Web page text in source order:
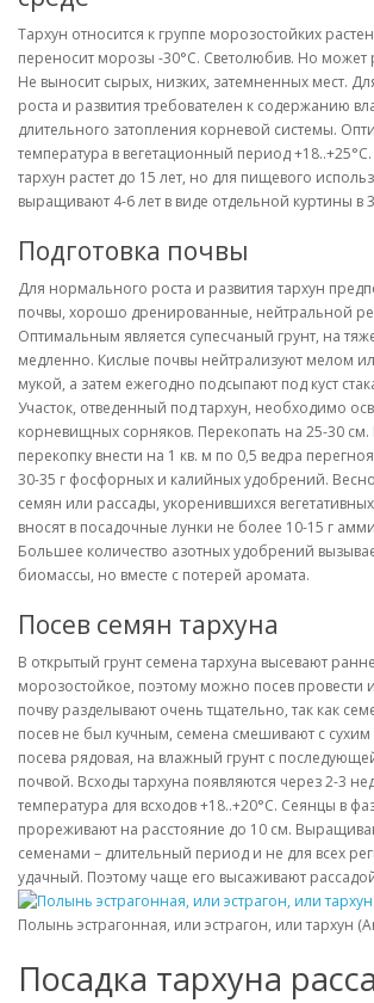
Тархун относится к группе морозостойких
переносит морозы -30°С. Светолюбив. Но может
Не выносит сырых, низких, затемненных мест.
роста и развития требователен к содержанию
длительного затопления корневой системы.
температура в вегетационный период
тархун растет до 15 лет, но для пищевого
выращивают 4-6 лет в виде отдельной куртины в
Подготовка почвы
Для нормального роста и развития тархун
почвы, хорошо дренированные, нейтральной
Оптимальным является супесчаный грунт, на
медленно. Кислые почвы нейтрализуют мелом
мукой, а затем ежегодно подсыпают под куст
Участок, отведенный под тархун, необходимо
корневищных сорняков. Перекопать на 25-30
перекопку внести на 1 кв. м по 0,5 ведра
30-35 г фосфорных и калийных удобрений.
семян или рассады, укоренившихся
вносят в посадочные лунки не более 10-15 г
Большее количество азотных удобрений
биомассы, но вместе с потерей аромата.
Посев семян тархуна
В открытый грунт семена тархуна высевают
морозостойкое, поэтому можно посев провести
почву разделывают очень тщательно, так как
посев не был кучным, семена смешивают с
посева рядовая, на влажный грунт с
почвой. Всходы тархуна появляются через 2-3
температура для всходов +18..+20°С. Сеянцы в
прореживают на расстояние до 10 см.
семенами – длительный период и не для всех
удачный. Поэтому чаще его высаживают
Полынь эстрагонная, или эстрагон, или тархун
Посадка тархуна